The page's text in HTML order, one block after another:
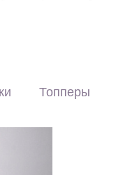
вариант
Топперы